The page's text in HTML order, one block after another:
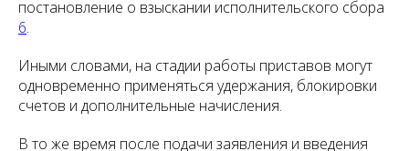
постановление о взыскании исполнительского сбора
6.
Иными словами, на стадии работы приставов могут
одновременно применяться удержания, блокировки
счетов и дополнительные начисления.
В то же время после подачи заявления и введения